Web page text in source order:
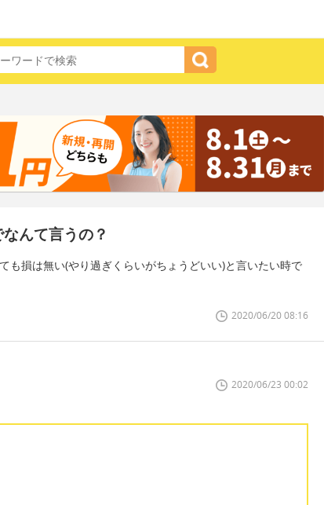
んて言うの？
も損は無い(やり過ぎくらいがちょうどいい)と言いたい時で
2020/06/20 08:16
2020/06/23 00:02